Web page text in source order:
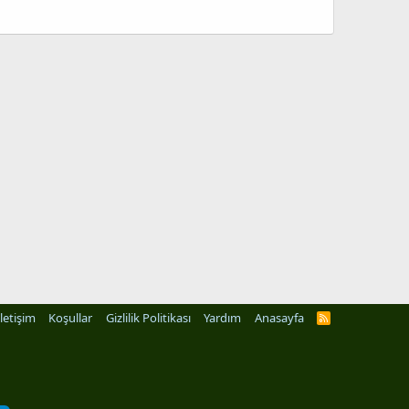
Koşullar Gizlilik Politikası Yardım Anasayfa
R